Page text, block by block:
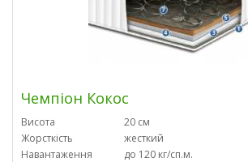
Чемпіон Кокос
Висота
20 см
Жорсткість
жесткий
Навантаження
до 120 кг/сп.м.